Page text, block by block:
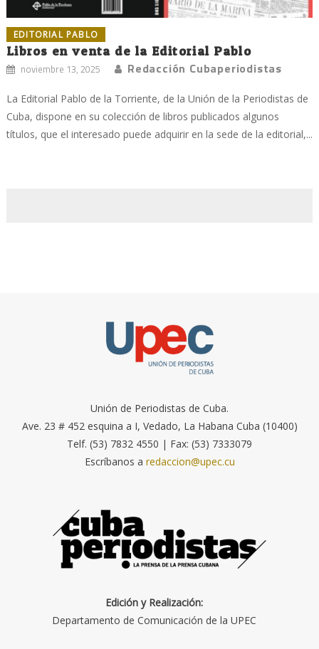
EDITORIAL PABLO
Libros en venta de la Editorial Pablo
noviembre 13, 2025 Redacción Cubaperiodistas
La Editorial Pablo de la Torriente, de la Unión de la Periodistas de
Cuba, dispone en su colección de libros publicados algunos
títulos, que el interesado puede adquirir en la sede de la editorial,...
Unión de Periodistas de Cuba.
Ave. 23 # 452 esquina a I, Vedado, La Habana Cuba (10400)
Telf. (53) 7832 4550 | Fax: (53) 7333079
Escríbanos a redaccion@upec.cu
Edición y Realización:
Departamento de Comunicación de la UPEC